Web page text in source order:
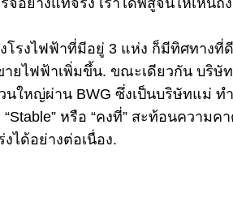
ย่างแท้จริง เราได้พิสูจน์ให้เห็นถึ
โรงไฟฟ้าที่มีอยู่ 3 แห่ง ก็มีทิศทางที่
ยไฟฟ้าเพิ่มขึ้น. ขณะเดียวกัน บริษั
ใหญ่ผ่าน BWG ซึ่งเป็นบริษัทแม่ ท
หรือ “คงที่” สะท้อนความค
ได้อย่างต่อเนื่อง.